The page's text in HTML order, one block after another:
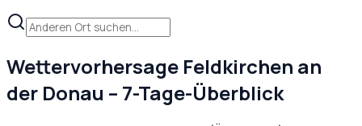
Wettervorhersage Feldkirchen an
der Donau – 7-Tage-Überblick